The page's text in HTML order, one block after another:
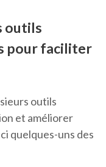
outils
pour faciliter
outils
et améliorer
quelques-uns des